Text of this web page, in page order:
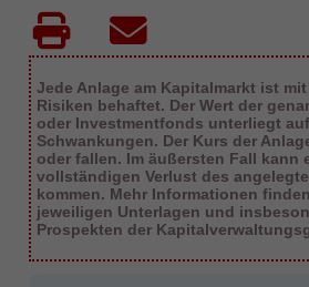
Jede Anlage am Kapitalmarkt ist
Risiken behaftet. Der Wert der
oder Investmentfonds unterliegt
Schwankungen. Der Kurs der
oder fallen. Im äußersten Fall kann
vollständigen Verlust des
kommen. Mehr Informationen
jeweiligen Unterlagen und
Prospekten der